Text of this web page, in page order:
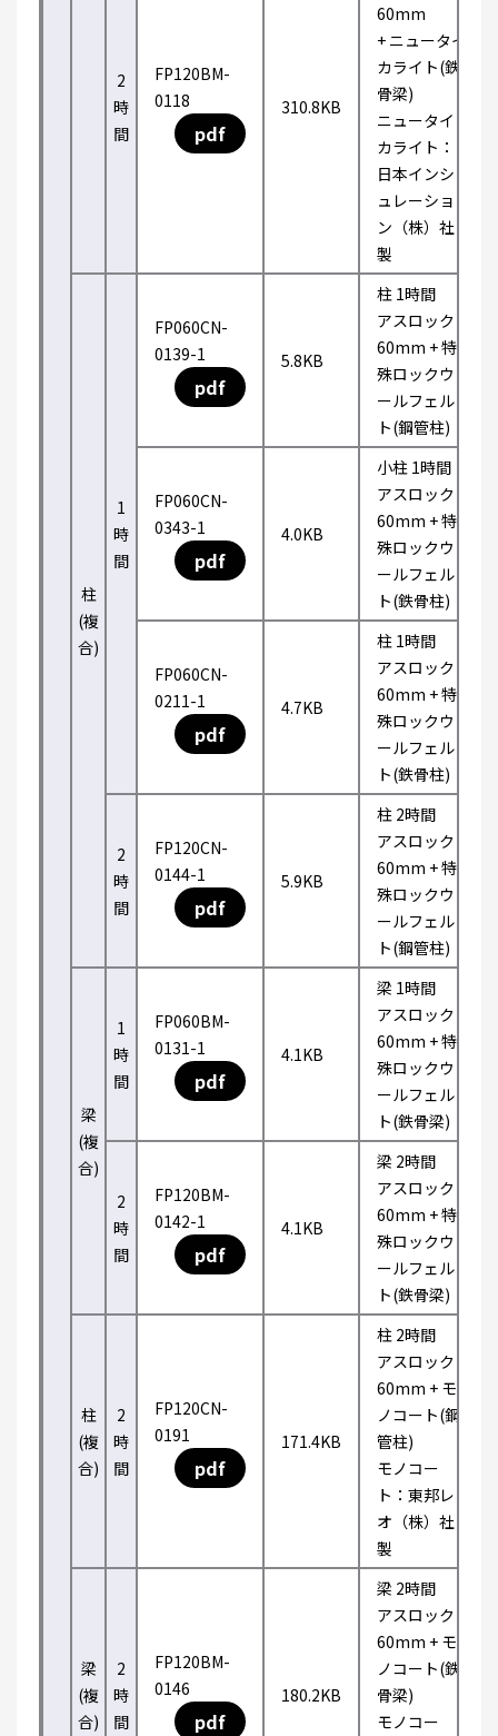
2
時
間
FP120BM-
0118
pdf
310.8KB
60mm
+ ニュータイ
カライト(鉄
骨梁)
ニュータイ
カライト：
日本インシ
ュレーショ
ン（株）社
製
柱
(複
合)
1
時
間
FP060CN-
0139-1
pdf
5.8KB
柱 1時間
アスロック
60mm + 特
殊ロックウ
ールフェル
ト(鋼管柱)
FP060CN-
0343-1
pdf
4.0KB
小柱 1時間
アスロック
60mm + 特
殊ロックウ
ールフェル
ト(鉄骨柱)
FP060CN-
0211-1
pdf
4.7KB
柱 1時間
アスロック
60mm + 特
殊ロックウ
ールフェル
ト(鉄骨柱)
2
時
間
FP120CN-
0144-1
pdf
5.9KB
柱 2時間
アスロック
60mm + 特
殊ロックウ
ールフェル
ト(鋼管柱)
梁
(複
合)
1
時
間
FP060BM-
0131-1
pdf
4.1KB
梁 1時間
アスロック
60mm + 特
殊ロックウ
ールフェル
ト(鉄骨梁)
2
時
間
FP120BM-
0142-1
pdf
4.1KB
梁 2時間
アスロック
60mm + 特
殊ロックウ
ールフェル
ト(鉄骨梁)
柱
(複
合)
2
時
間
FP120CN-
0191
pdf
171.4KB
柱 2時間
アスロック
60mm + モ
ノコート(鋼
管柱)
モノコー
ト：東邦レ
オ（株）社
製
梁
(複
合)
2
時
間
FP120BM-
0146
pdf
180.2KB
梁 2時間
アスロック
60mm + モ
ノコート(鉄
骨梁)
モノコー